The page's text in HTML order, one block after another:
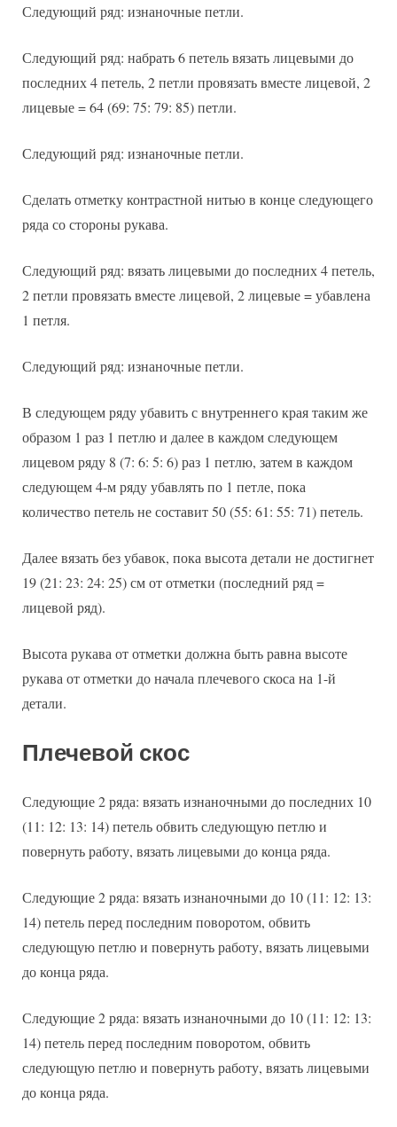
Следующий ряд: изнаночные петли.
Следующий ряд: набрать 6 петель вязать лицевыми до
последних 4 петель, 2 петли провязать вместе лицевой, 2
лицевые = 64 (69: 75: 79: 85) петли.
Следующий ряд: изнаночные петли.
Сделать отметку контрастной нитью в конце следующего
ряда со стороны рукава.
Следующий ряд: вязать лицевыми до последних 4 петель,
2 петли провязать вместе лицевой, 2 лицевые = убавлена
1 петля.
Следующий ряд: изнаночные петли.
В следующем ряду убавить с внутреннего края таким же
образом 1 раз 1 петлю и далее в каждом следующем
лицевом ряду 8 (7: 6: 5: 6) раз 1 петлю, затем в каждом
следующем 4-м ряду убавлять по 1 петле, пока
количество петель не составит 50 (55: 61: 55: 71) петель.
Далее вязать без убавок, пока высота детали не достигнет
19 (21: 23: 24: 25) см от отметки (последний ряд =
лицевой ряд).
Высота рукава от отметки должна быть равна высоте
рукава от отметки до начала плечевого скоса на 1-й
детали.
Плечевой скос
Следующие 2 ряда: вязать изнаночными до последних 10
(11: 12: 13: 14) петель обвить следующую петлю и
повернуть работу, вязать лицевыми до конца ряда.
Следующие 2 ряда: вязать изнаночными до 10 (11: 12: 13:
14) петель перед последним поворотом, обвить
следующую петлю и повернуть работу, вязать лицевыми
до конца ряда.
Следующие 2 ряда: вязать изнаночными до 10 (11: 12: 13:
14) петель перед последним поворотом, обвить
следующую петлю и повернуть работу, вязать лицевыми
до конца ряда.